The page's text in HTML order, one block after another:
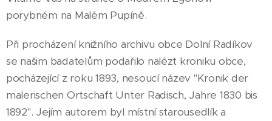
porybném na Malém Pupíně.
Při procházení knižního archivu obce Dolní Radíkov
se našim badatelům podařilo nalézt kroniku obce,
pocházející z roku 1893, nesoucí název "Kronik der
malerischen Ortschaft Unter Radisch, Jahre 1830 bis
1892". Jejím autorem byl místní starousedlík a